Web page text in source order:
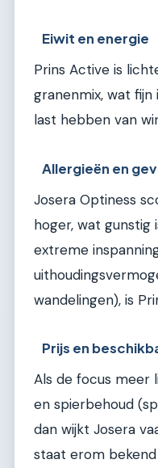
Eiwit en energie
Prins Active is
granenmix, wat
last hebben van
Allergieën en
Josera Optiness
hoger, wat gunstig
extreme
wandelingen), is
Prijs en
Als de focus meer
en spierbehoud
dan wijkt Josera
staat erom